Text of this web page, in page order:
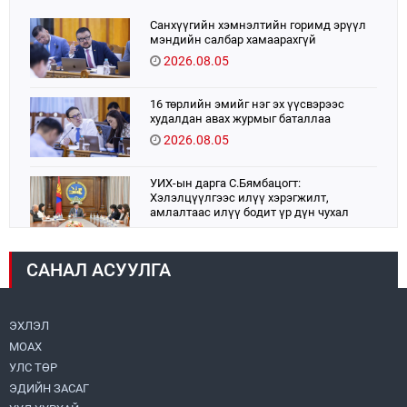
Санхүүгийн хэмнэлтийн горимд эрүүл
мэндийн салбар хамаарахгүй
2026.08.05
16 төрлийн эмийг нэг эх үүсвэрээс
худалдан авах журмыг баталлаа
2026.08.05
УИХ-ын дарга С.Бямбацогт:
Хэлэлцүүлгээс илүү хэрэгжилт,
амлалтаас илүү бодит үр дүн чухал
Монголбанк 7 дугаар сард 1,439.2 кг үнэт
САНАЛ АСУУЛГА
ЭХЛЭЛ
МОАХ
УЛС ТӨР
ЭДИЙН ЗАСАГ